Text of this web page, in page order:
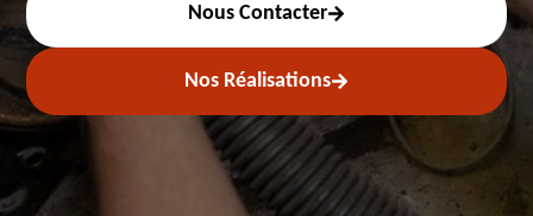
Nous Contacter
Nos Réalisations